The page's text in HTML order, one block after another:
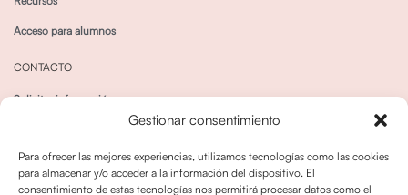
Gestionar consentimiento
Para ofrecer las mejores experiencias, utilizamos tecnologías como las cookies
para almacenar y/o acceder a la información del dispositivo. El
consentimiento de estas tecnologías nos permitirá procesar datos como el
Acceso para alumnos
CONTACTO
Solicitar información